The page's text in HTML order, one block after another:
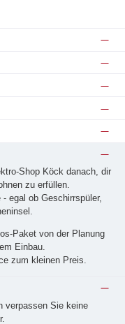
Shop Köck danach, dir
zu erfüllen.
egal ob Geschirrspüler,
Pa­ket von der Planung
Einbau.
zum kleinen Preis.
verpassen Sie keine